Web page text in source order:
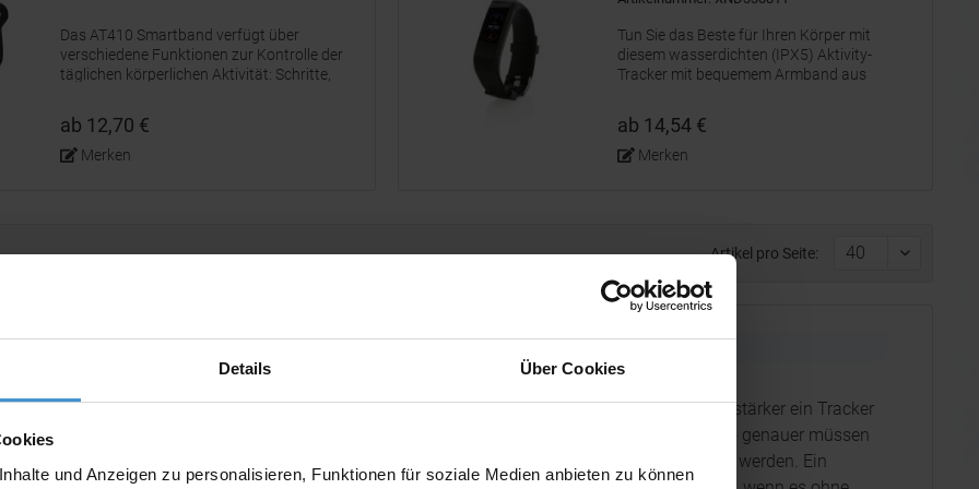
Details Über Cookies
und Anzeigen zu personalisieren, Funktionen für soziale Medien anbieten zu können
Das AT410 Smartband verfügt über
verschiedene Funktionen zur Kontrolle der
täglichen körperlichen Aktivität: Schritte,
Strecke. Außerdem misst es die
Schlafqualität und verfügt über einen...
ab 12,70 €
Merken
Tun Sie das Beste für Ihren Körper mit
diesem wasserdichten (IPX5) Aktivity-
Tracker mit bequemem Armband aus
0,96"-OLED-Touch-Screen. Hergestellt aus
RCS (Recycled Claim Standard)-zertifiziert...
ab 14,54 €
Merken
Artikel pro Seite:
soll: Fitness-
Streuartikel. Er wird
einer Anzeige
Aus diesem Ablauf entsteht eine klare Beschaffungsregel: Je stärker ein Tracker
mit App, Körperdaten oder Benachrichtigungen arbeitet, desto genauer müssen
Einweisung, Freiwilligkeit und Nutzungserwartung vorbereitet werden. Ein